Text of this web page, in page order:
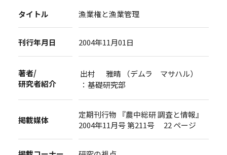
タイトル 漁業権と漁業管理
刊行年月日 2004年11月01日
著者/
研究者紹介
出村 雅晴 （デムラ マサハル）
：基礎研究部
掲載媒体
定期刊行物 『農中総研 調査と情報』
2004年11月号 第211号 22 ページ